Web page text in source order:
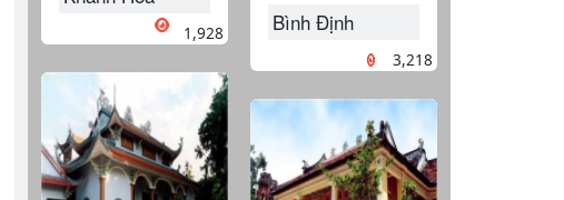
1,928 Bình Định
3,218